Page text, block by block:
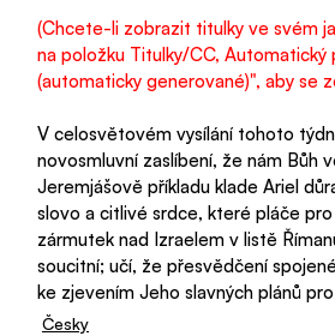
(Chcete-li zobrazit titulky ve svém
na položku Titulky/CC,
(automaticky generované)", aby se
V celosvětovém vysílání tohoto
novosmluvní zaslíbení, že nám Bůh
Jeremjášově příkladu klade Ariel
slovo a citlivé srdce, které pláče
zármutek nad Izraelem v listě
soucitní; učí, že přesvědčení
ke zjevením Jeho slavných plánů
Česky